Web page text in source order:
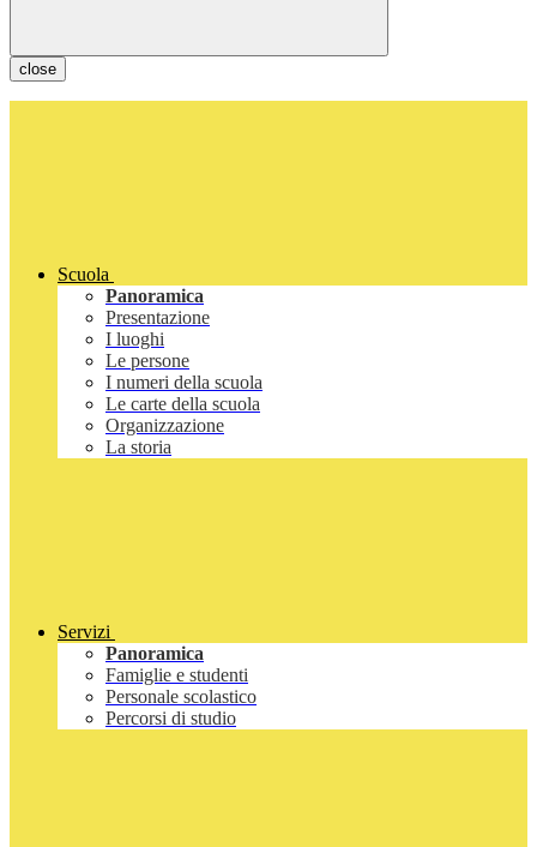
close
Scuola
Panoramica
Presentazione
I luoghi
Le persone
I numeri della scuola
Le carte della scuola
Organizzazione
La storia
Servizi
Panoramica
Famiglie e studenti
Personale scolastico
Percorsi di studio